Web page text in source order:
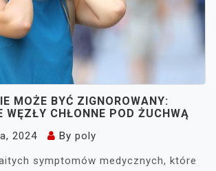
MOŻE BYĆ ZIGNOROWANY:
WĘZŁY CHŁONNE POD ŻUCHWĄ
2024 By poly
symptomów medycznych, które